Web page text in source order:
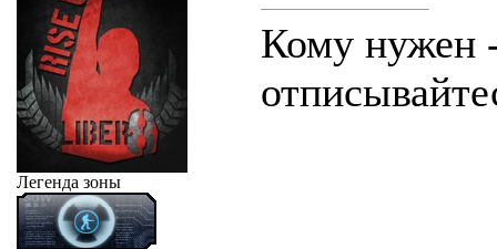
Легенда зоны
Кому нужен